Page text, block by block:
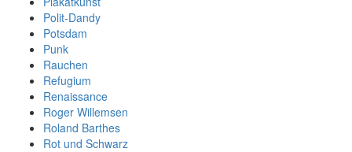
Polit-Dandy
Potsdam
Punk
Rauchen
Refugium
Renaissance
Roger Willemsen
Roland Barthes
Rot und Schwarz